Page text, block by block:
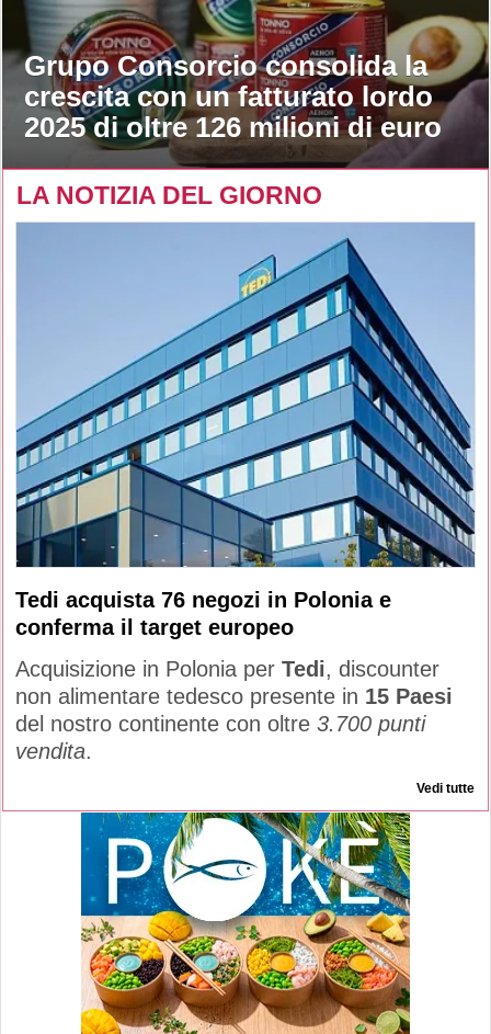
Grupo Consorcio consolida la
crescita con un fatturato lordo
2025 di oltre 126 milioni di euro
LA NOTIZIA DEL GIORNO
Tedi acquista 76 negozi in Polonia e
conferma il target europeo
Acquisizione in Polonia per Tedi, discounter
non alimentare tedesco presente in 15 Paesi
del nostro continente con oltre 3.700 punti
vendita.
Vedi tutte